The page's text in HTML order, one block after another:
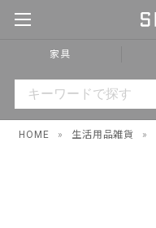
家具
HOME » 生活用品雑貨 »